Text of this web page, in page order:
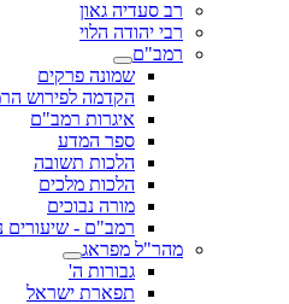
רב סעדיה גאון
רבי יהודה הלוי
רמב"ם
שמונה פרקים
הקדמה לפירוש
איגרות רמב"ם
ספר המדע
הלכות תשובה
הלכות מלכים
מורה נבוכים
רמב"ם - שיעורים
מהר"ל מפראג
גבורות ה'
תפארת ישראל